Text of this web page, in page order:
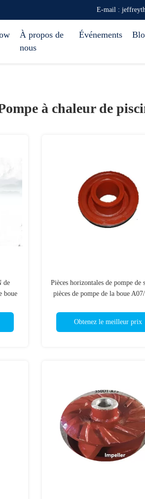
E-mail :
À propos de
nous
Événements
à chaleur de
de
boue
Pièces horizontales de pompe de
pièces de pompe de la boue
Obtenez le meilleur prix